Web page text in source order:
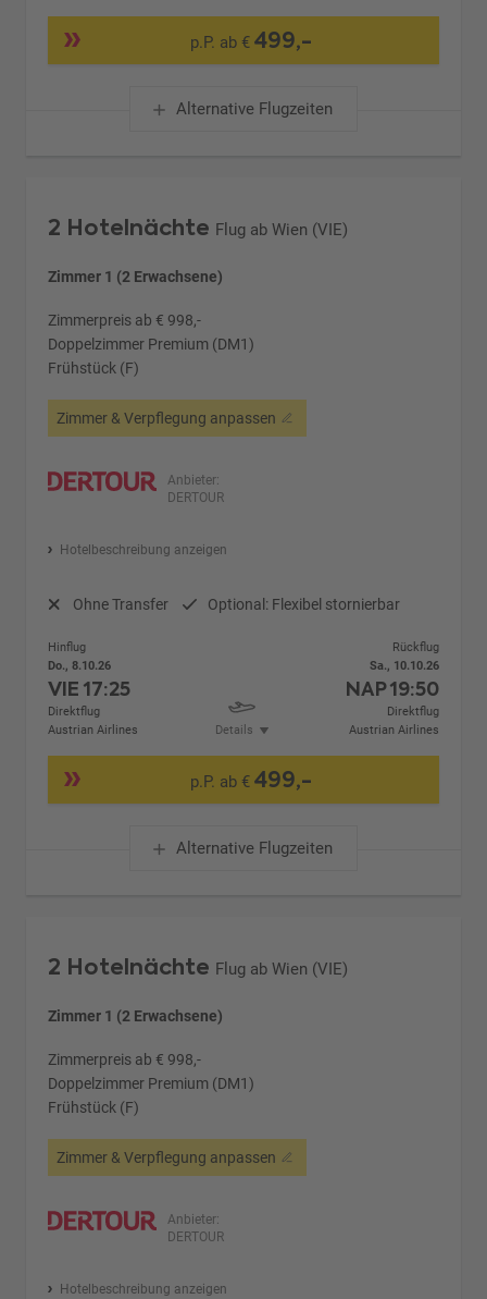
p.P. ab €499,-
Alternative Flugzeiten
2 Hotelnächte Flug ab Wien (VIE)
Zimmer 1 (2 Erwachsene)
Zimmerpreis ab € 998,-
Doppelzimmer Premium (DM1)
Frühstück (F)
Zimmer & Verpflegung anpassen
Anbieter:
DERTOUR
Hotelbeschreibung anzeigen
Ohne Transfer Optional: Flexibel stornierbar
Hinflug
Do., 8.10.26
VIE17:25
Direktflug
Austrian Airlines
Details
Rückflug
Sa., 10.10.26
NAP19:50
Direktflug
Austrian Airlines
p.P. ab €499,-
Alternative Flugzeiten
2 Hotelnächte Flug ab Wien (VIE)
Zimmer 1 (2 Erwachsene)
Zimmerpreis ab € 998,-
Doppelzimmer Premium (DM1)
Frühstück (F)
Zimmer & Verpflegung anpassen
Anbieter:
DERTOUR
Hotelbeschreibung anzeigen